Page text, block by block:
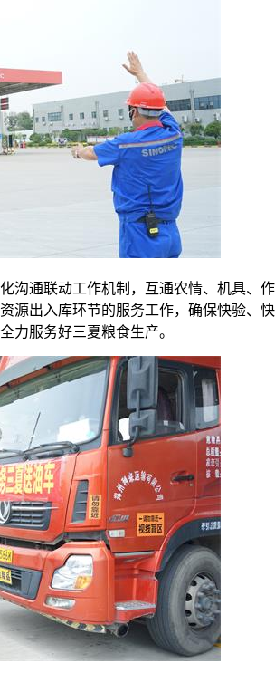
通联动工作机制，互通农情、机具、
出入库环节的服务工作，确保快验、
力服务好三夏粮食生产。